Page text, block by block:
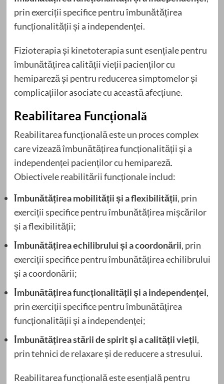
prin exerciții specifice pentru îmbunătățirea
funcționalității și a independenței.
Fizioterapia și kinetoterapia sunt esențiale pentru
îmbunătățirea calității vieții pacienților cu
hemipareză și pentru reducerea simptomelor și
complicațiilor asociate cu această afecțiune.
Reabilitarea Funcțională
Reabilitarea funcțională este un proces complex
care vizează îmbunătățirea funcționalității și a
independenței pacienților cu hemipareză.
Obiectivele reabilitării funcționale includ:
Îmbunătățirea mobilității și a flexibilității, prin
exerciții specifice pentru îmbunătățirea mișcărilor
și a flexibilității;
Îmbunătățirea echilibrului și a coordonării, prin
exerciții specifice pentru îmbunătățirea echilibrului
și a coordonării;
Îmbunătățirea funcționalității și a independenței,
prin exerciții specifice pentru îmbunătățirea
funcționalității și a independenței;
Îmbunătățirea stării de spirit și a calității vieții,
prin tehnici de relaxare și de reducere a stresului.
Reabilitarea funcțională este esențială pentru